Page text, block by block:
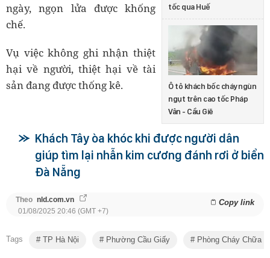
tốc qua Huế
Ô tô khách bốc cháy ngùn
ngụt trên cao tốc Pháp
Vân - Cầu Giẽ
ngày, ngọn lửa được khống
chế.
Vụ việc không ghi nhận thiệt
hại về người, thiệt hại về tài
sản đang được thống kê.
Khách Tây òa khóc khi được người dân
giúp tìm lại nhẫn kim cương đánh rơi ở biển
Đà Nẵng
Theo nld.com.vn Copy link
01/08/2025 20:46 (GMT +7)
Tags TP Hà Nội Phường Cầu Giấy Phòng Cháy Chữa